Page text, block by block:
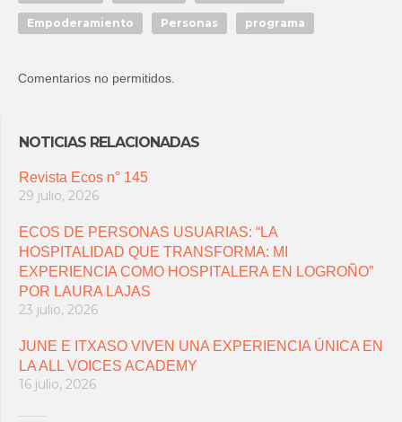
Empoderamiento Personas programa
Comentarios no permitidos.
NOTICIAS RELACIONADAS
Revista Ecos n° 145
29 julio, 2026
ECOS DE PERSONAS USUARIAS: “LA
HOSPITALIDAD QUE TRANSFORMA: MI
EXPERIENCIA COMO HOSPITALERA EN LOGROÑO”
POR LAURA LAJAS
23 julio, 2026
JUNE E ITXASO VIVEN UNA EXPERIENCIA ÚNICA EN
LA ALL VOICES ACADEMY
16 julio, 2026